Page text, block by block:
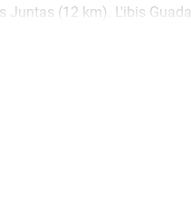
Juntas (12 km). L'ibis
(meno di 23 km).